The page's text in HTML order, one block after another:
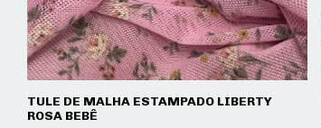
TULE DE MALHA ESTAMPADO LIBERTY
ROSA BEBÊ